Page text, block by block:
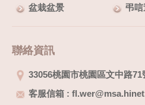
盆栽盆景
弔唁
聯絡資訊
33056桃園市桃園區文中路71
客服信箱 :